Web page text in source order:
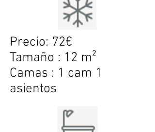
Precio: 72€
Tamaño : 12 m²
Camas : 1 cam 1
asientos